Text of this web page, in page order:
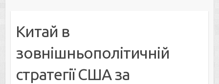
Китай в
зовнішньополітичній
стратегії США за